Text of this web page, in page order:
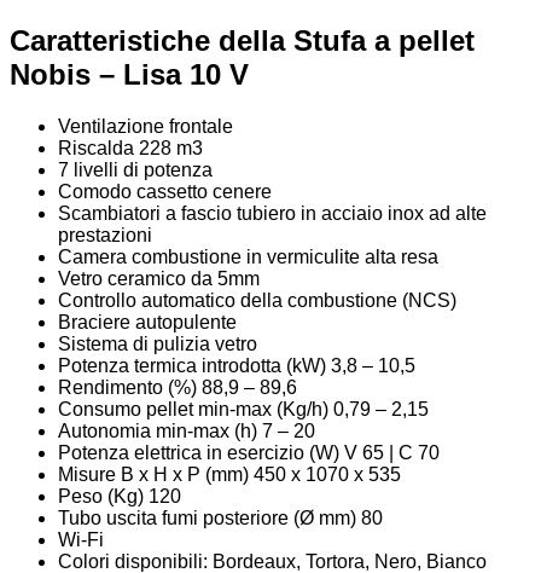
Caratteristiche della Stufa a pellet
Nobis – Lisa 10 V
Ventilazione frontale
Riscalda 228 m3
7 livelli di potenza
Comodo cassetto cenere
Scambiatori a fascio tubiero in acciaio inox ad alte
prestazioni
Camera combustione in vermiculite alta resa
Vetro ceramico da 5mm
Controllo automatico della combustione (NCS)
Braciere autopulente
Sistema di pulizia vetro
Potenza termica introdotta (kW) 3,8 – 10,5
Rendimento (%) 88,9 – 89,6
Consumo pellet min-max (Kg/h) 0,79 – 2,15
Autonomia min-max (h) 7 – 20
Potenza elettrica in esercizio (W) V 65 | C 70
Misure B x H x P (mm) 450 x 1070 x 535
Peso (Kg) 120
Tubo uscita fumi posteriore (Ø mm) 80
Wi-Fi
Colori disponibili: Bordeaux, Tortora, Nero, Bianco